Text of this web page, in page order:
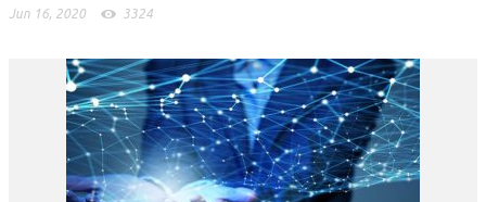
Jun 16, 2020 3324